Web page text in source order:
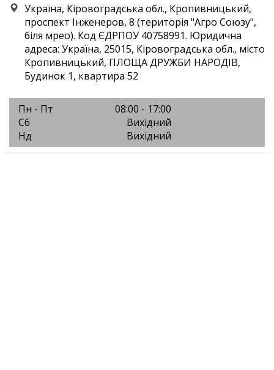
Україна, Кіровоградська обл., Кропивницький,
проспект Інженеров, 8 (територія "Агро Союзу",
біля мрео). Код ЄДРПОУ 40758991. Юридична
адреса: Україна, 25015, Кіровоградська обл., місто
Кропивницький, ПЛОЩА ДРУЖБИ НАРОДІВ,
Будинок 1, квартира 52
Пн - Пт
08:00 - 17:00
Сб
Вихідний
Нд
Вихідний